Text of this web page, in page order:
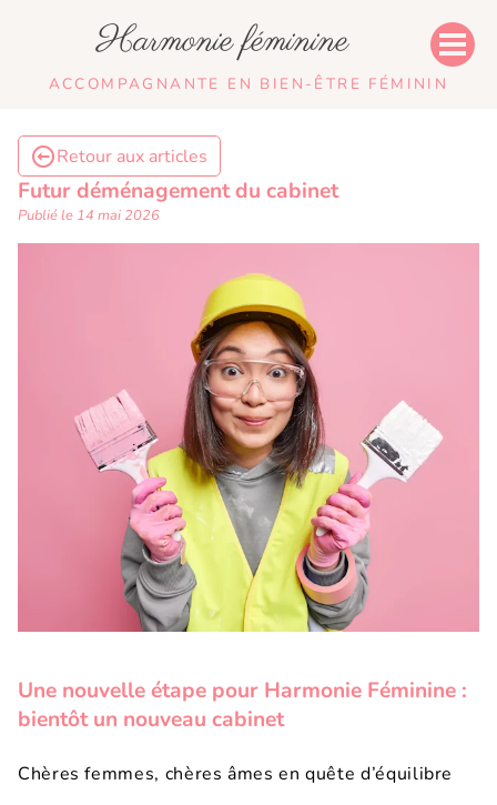
Harmonie féminine
ACCOMPAGNANTE EN BIEN-ÊTRE FÉMININ
Retour aux articles
Futur déménagement du cabinet
Publié le 14 mai 2026
Une nouvelle étape pour Harmonie Féminine :
bientôt un nouveau cabinet
Chères femmes, chères âmes en quête d’équilibre